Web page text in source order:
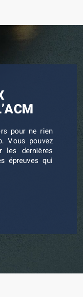
pour ne rien
Vous pouvez
les dernières
épreuves qui